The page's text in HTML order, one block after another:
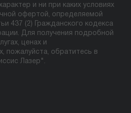
и ни при каких условиях
офертой, определяемой
437 (2) Гражданского кодекса
Для получения подробной
ценах и
пожалуйста, обратитесь в
Лазер".